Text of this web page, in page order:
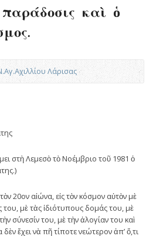
καὶ ὁ
Λάρισας
στὴ Λεμεσὸ τὸ Νοέμβριο τοῦ 1981 ὁ
20ον αἰώνα, εἰς τὸν κόσμον αὐτὸν μὲ
του, μὲ τὰς ἰδιότυπους δομάς του, μὲ
σύνεσίν του, μὲ τὴν ἀλογίαν του καὶ
ἔχει νὰ πῆ τίποτε νεώτερον ἀπ’ ὅ,τι